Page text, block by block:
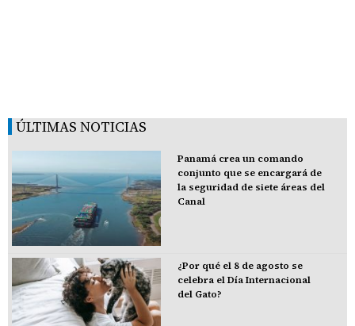
ÚLTIMAS NOTICIAS
Panamá crea un comando
conjunto que se encargará de
la seguridad de siete áreas del
Canal
¿Por qué el 8 de agosto se
celebra el Día Internacional
del Gato?